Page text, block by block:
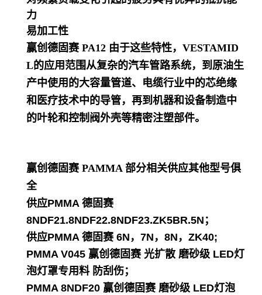
力
易加工性
赢创德固赛 PA12 由于这些特性，VESTAMID
L的应用范围从复杂的汽车管路系统，到原油生
产中使用的大容量管道、电缆行业中的芯绝缘
和医疗技术中的导管，再到机器和设备制造中
的叶轮和控制阀外壳等精密注塑部件。
赢创德固赛 PAMMA 部分相关供应其他型号俱
全
供应PMMA 德固赛
8NDF21.8NDF22.8NDF23.ZK5BR.5N；
供应PMMA 德固赛 6N，7N，8N，ZK40;
PMMA V045 赢创德固赛 光扩散 磨砂级 LED灯
泡灯罩专用料 防刮伤；
PMMA 8NDF20 赢创德固赛 磨砂级 LED灯泡